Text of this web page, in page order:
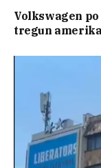
Volkswagen
tregun